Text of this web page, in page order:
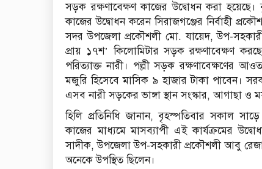
সড়ক রক্ষণাবেক্ষণ কাজের উদ্বোধন করা
কাজের উদ্বোধন করেন সিরাজগঞ্জের নির্বাহী
সদর উপজেলা প্রকৌশলী মো. যায়েদ, উপ-
প্রায় ১৭শ’ কিলোমিটার সড়ক রক্ষণাবেক্ষণ
পরিত্যাক্ত নারী। পল্লী সড়ক রক্ষণাবেক্ষণের
মজুরি হিসেবে মাসিক ৯ হাজার টাকা পাবেন।
এসব নারী সড়কের ভাঙ্গা স্থান সংস্কার, আগাছা ও
হিলি প্রতিনিধি জানান, বৃহস্পতিবার সকাল
কাজের মাধ্যমে মাসব্যাপী এই কার্যক্রমের
সাদীক, উপজেলা উপ-সহকারী প্রকৌশলী আবু
অনেকে উপস্থিত ছিলেন।